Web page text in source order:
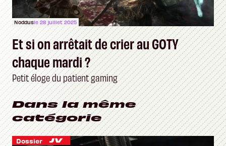
Noddusle 28 juillet 2025
Et si on arrêtait de crier au GOTY
chaque mardi ?
Petit éloge du patient gaming
Dans la même
catégorie
Dossier